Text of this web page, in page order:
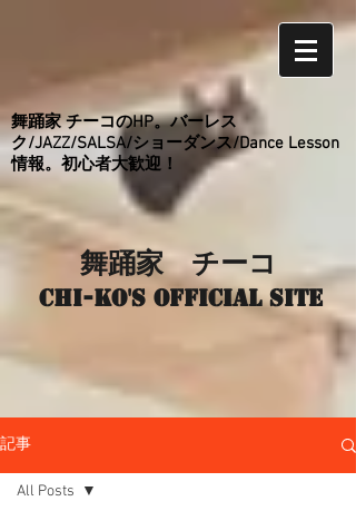
舞踊家 チーコのHP。バーレス
ク/JAZZ/SALSA/ショーダンス/Dance Lesson
情報。初心者大歓迎！
舞踊家 チーコ
Chi-ko's Official site
記事
All Posts